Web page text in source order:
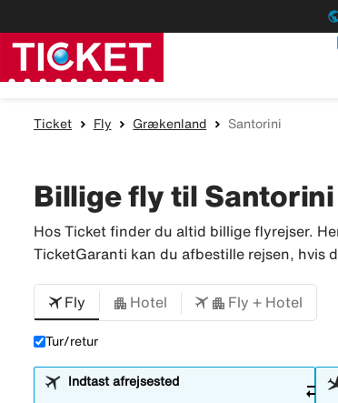
Ticket Fly Grækenland Santorini
Billige fly til
Hos Ticket finder du altid billige flyrejser.
TicketGaranti kan du afbestille rejsen, hvis
Fly Hotel Fly + Hotel
Tur/retur
Indtast afrejsested sync_alt